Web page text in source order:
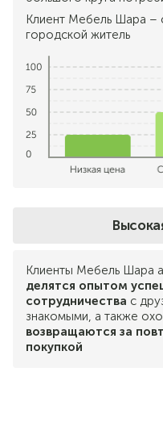
Клиент Мебель Шара –
городской житель
Клиенты Мебель Шара
делятся опытом
сотрудничества с
знакомыми, а также
возвращаются за
покупкой